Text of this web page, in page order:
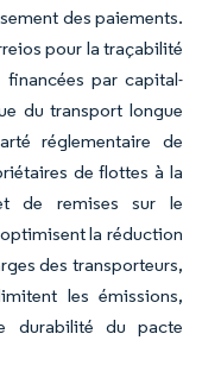
des paiements.
pour la traçabilité
par capital-
du transport longue
réglementaire de
de flottes à la
de remises sur le
la réduction
des transporteurs,
les émissions,
durabilité du pacte